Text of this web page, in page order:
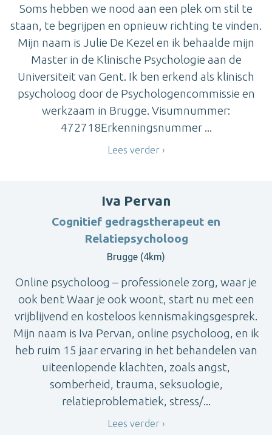
Soms hebben we nood aan een plek om stil te
staan, te begrijpen en opnieuw richting te vinden.
Mijn naam is Julie De Kezel en ik behaalde mijn
Master in de Klinische Psychologie aan de
Universiteit van Gent. Ik ben erkend als klinisch
psycholoog door de Psychologencommissie en
werkzaam in Brugge. Visumnummer:
472718Erkenningsnummer ...
Lees verder
Iva Pervan
Cognitief gedragstherapeut en
Relatiepsycholoog
Brugge (4km)
Online psycholoog – professionele zorg, waar je
ook bent Waar je ook woont, start nu met een
vrijblijvend en kosteloos kennismakingsgesprek.
Mijn naam is Iva Pervan, online psycholoog, en ik
heb ruim 15 jaar ervaring in het behandelen van
uiteenlopende klachten, zoals angst,
somberheid, trauma, seksuologie,
relatieproblematiek, stress/...
Lees verder